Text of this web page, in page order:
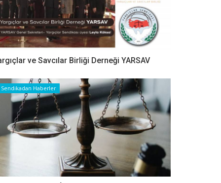
ve Savcılar Birliği Derneği YARSAV
Sendikadan Haberler